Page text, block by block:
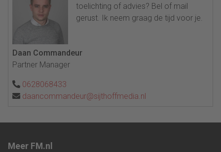
toelichting of advies? Bel of mail
gerust. Ik neem graag de tijd voor je.
Daan Commandeur
Partner Manager
0628068433
daancommandeur@sijthoffmedia.nl
Meer FM.nl